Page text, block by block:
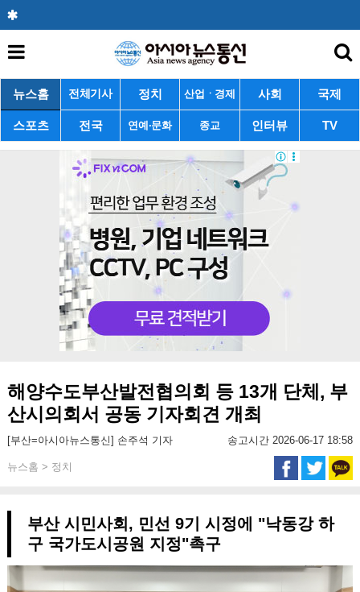
뉴스홈 전체기사 정치 산업ㆍ경제 사회 국제
스포츠 전국 연예·문화 종교 인터뷰 TV
해양수도부산발전협의회 등 13개 단체, 부
산시의회서 공동 기자회견 개최
[부산=아시아뉴스통신] 손주석 기자 송고시간 2026-06-17 18:58
뉴스홈 > 정치
부산 시민사회, 민선 9기 시정에 "낙동강 하
구 국가도시공원 지정"촉구